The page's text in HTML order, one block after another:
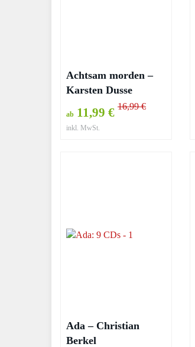
Achtsam morden –
Karsten Dusse
ab 11,99 € 16,99 €
inkl. MwSt.
Ada – Christian
Berkel